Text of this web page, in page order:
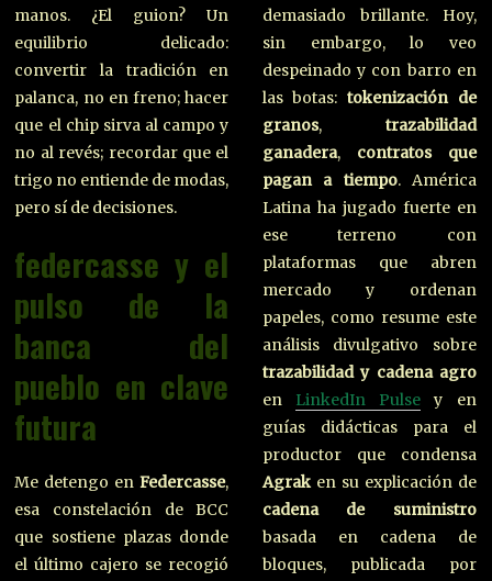
manos. ¿El guion? Un
equilibrio delicado:
convertir la tradición en
palanca, no en freno; hacer
que el chip sirva al campo y
no al revés; recordar que el
trigo no entiende de modas,
pero sí de decisiones.
federcasse y el
pulso de la
banca del
pueblo en clave
futura
Me detengo enFedercasse,
esa constelación de BCC
que sostiene plazas donde
el último cajero se recogió
demasiado brillante. Hoy,
sin embargo, lo veo
despeinado y con barro en
las botas: tokenización de
granos, trazabilidad
ganadera, contratos que
pagan a tiempo. América
Latina ha jugado fuerte en
ese terreno con
plataformas que abren
mercado y ordenan
papeles, como resume este
análisis divulgativo sobre
trazabilidad y cadena agro
en LinkedIn Pulsey en
guías didácticas para el
productor que condensa
Agraken su explicación de
cadena de suministro
basada en cadena de
bloques, publicada por